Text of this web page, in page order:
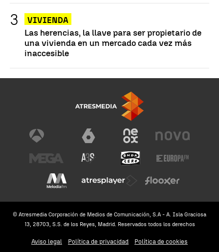
VIVIENDA
Las herencias, la llave para ser propietario de
una vivienda en un mercado cada vez más
inaccesible
© Atresmedia Corporación de Medios de Comunicación, S.A - A. Isla Graciosa
13, 28703, S.S. de los Reyes, Madrid. Reservados todos los derechos
Aviso legal Política de privacidad Política de cookies